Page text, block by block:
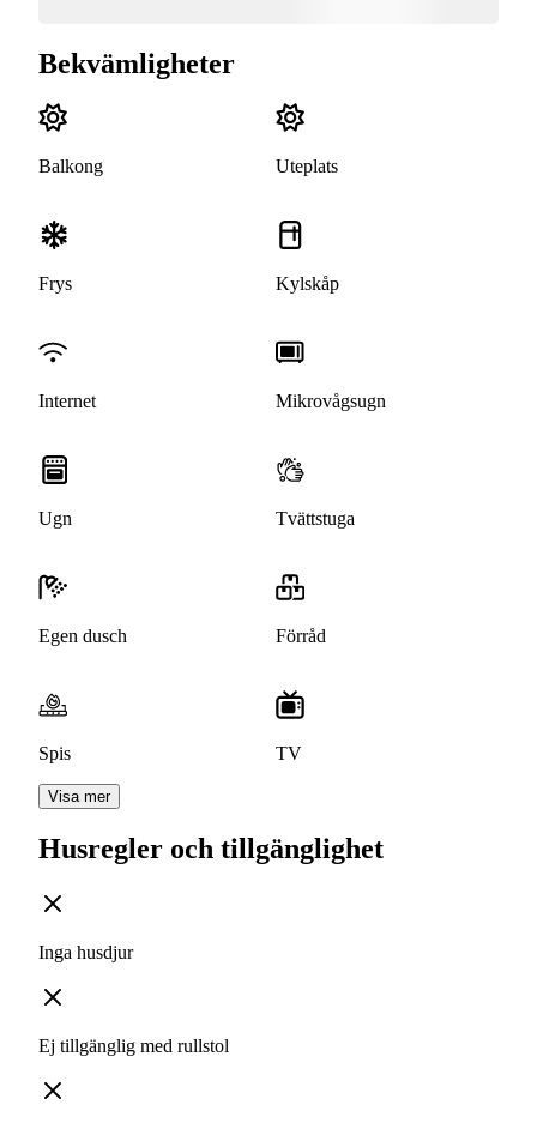
Bekvämligheter
Balkong Uteplats
Frys Kylskåp
Internet Mikrovågsugn
Ugn Tvättstuga
Egen dusch Förråd
Spis TV
Visa mer
Husregler och tillgänglighet
Inga husdjur
Ej tillgänglig med rullstol